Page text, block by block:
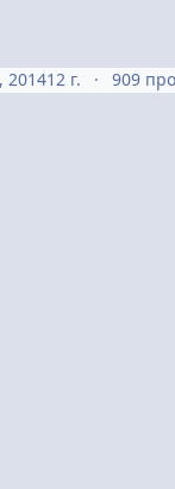
201412 г. 909